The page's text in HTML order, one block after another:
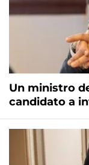
Un ministro
candidato a